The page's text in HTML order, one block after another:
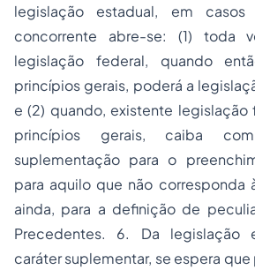
legislação estadual, em
concorrente abre-se: (1) toda
legislação federal, quando
princípios gerais, poderá a
e (2) quando, existente
princípios gerais, caiba
suplementação para o
para aquilo que não corresponda
ainda, para a definição de
Precedentes. 6. Da legislação
caráter suplementar, se espera que